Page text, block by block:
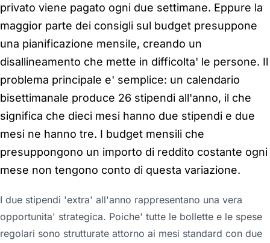
privato viene pagato ogni due settimane. Eppure la
maggior parte dei consigli sul budget presuppone
una pianificazione mensile, creando un
disallineamento che mette in difficolta' le persone. Il
problema principale e' semplice: un calendario
bisettimanale produce 26 stipendi all'anno, il che
significa che dieci mesi hanno due stipendi e due
mesi ne hanno tre. I budget mensili che
presuppongono un importo di reddito costante ogni
mese non tengono conto di questa variazione.
I due stipendi 'extra' all'anno rappresentano una vera
opportunita' strategica. Poiche' tutte le bollette e le spese
regolari sono strutturate attorno ai mesi standard con due